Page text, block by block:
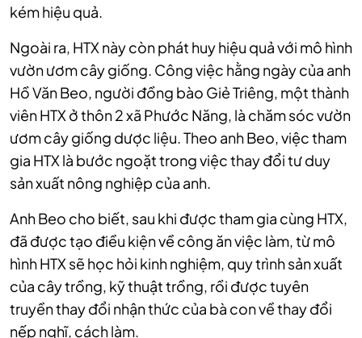
kém hiệu quả.
Ngoài ra, HTX này còn phát huy hiệu quả với mô hình
vườn ươm cây giống. Công việc hằng ngày của anh
Hồ Văn Beo, người đồng bào Giẻ Triêng, một thành
viên HTX ở thôn 2 xã Phước Năng, là chăm sóc vườn
ươm cây giống dược liệu. Theo anh Beo, việc tham
gia HTX là bước ngoặt trong việc thay đổi tư duy
sản xuất nông nghiệp của anh.
Anh Beo cho biết, sau khi được tham gia cùng HTX,
đã được tạo điều kiện về công ăn việc làm, từ mô
hình HTX sẽ học hỏi kinh nghiệm, quy trình sản xuất
của cây trồng, kỹ thuật trồng, rồi được tuyên
truyền thay đổi nhận thức của bà con về thay đổi
nếp nghĩ, cách làm.